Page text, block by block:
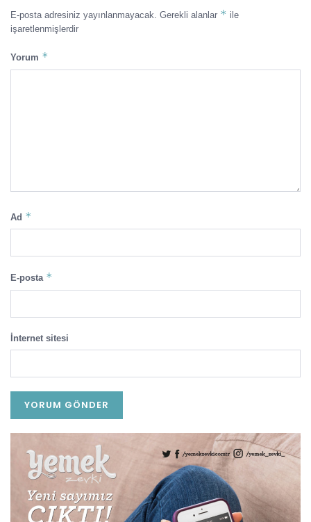
E-posta adresiniz yayınlanmayacak. Gerekli alanlar * ile
işaretlenmişlerdir
Yorum *
Ad *
E-posta *
İnternet sitesi